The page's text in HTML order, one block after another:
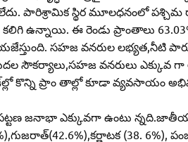
లేదు. పారిశ్రామిక స్థిర మూలధనంలో
ఉన్నాయి. ఈ రెండు ప్రాంతాలు
సహజ వనరుల లభ్యత,నీటి
సౌకర్యాలు,సహజ వనరులు ఎక్కువ
కొన్ని ప్రాం తాల్లో కూడా వ్యవసాయం
పట్టణ జనాభా ఎక్కువగా ఉంటు
(38. 6%),